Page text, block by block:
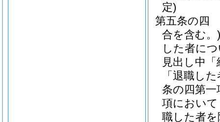
定)
第五条の四
合を含む。)
した者に
見出し中
「退職し
条の四第
項におい
職した者